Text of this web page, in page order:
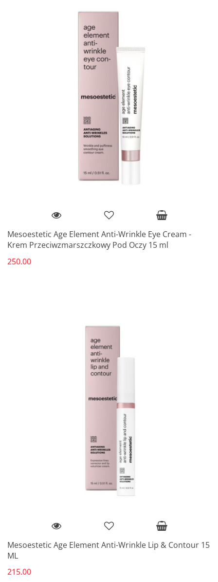
Mesoestetic Age Element Anti-Wrinkle Eye Cream -
Krem Przeciwzmarszczkowy Pod Oczy 15 ml
250.00
Mesoestetic Age Element Anti-Wrinkle Lip & Contour 15
ML
215.00